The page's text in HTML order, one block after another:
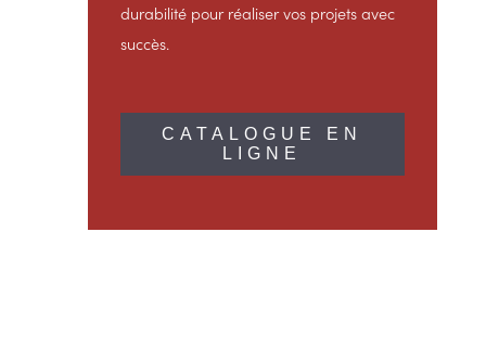
durabilité pour réaliser vos projets avec
succès.
CATALOGUE EN
LIGNE